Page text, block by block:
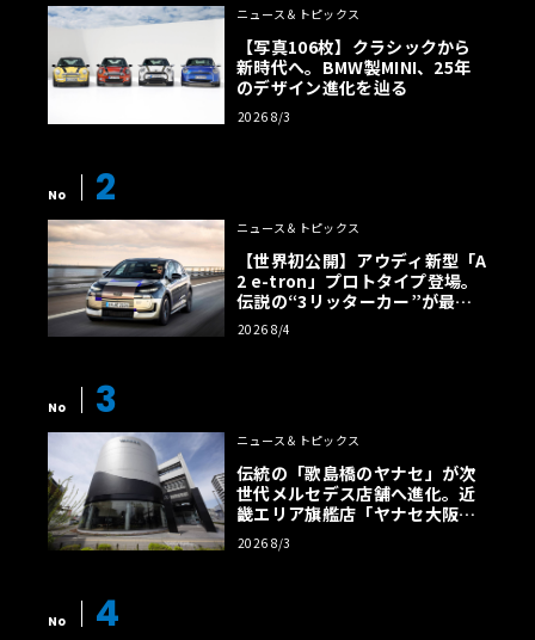
ニュース＆トピックス
【写真106枚】クラシックから
新時代へ。BMW製MINI、25年
のデザイン進化を辿る
2026 8/3
No 2
ニュース＆トピックス
【世界初公開】アウディ新型「A
2 e-tron」プロトタイプ登場。
伝説の“3リッターカー”が最高
効率エントリーBEVとして復活
【画像38枚】
2026 8/4
No 3
ニュース＆トピックス
伝統の「歌島橋のヤナセ」が次
世代メルセデス店舗へ進化。近
畿エリア旗艦店「ヤナセ大阪支
店」がリニューアル
2026 8/3
No 4